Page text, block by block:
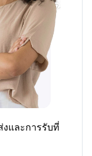
งและการรับที่